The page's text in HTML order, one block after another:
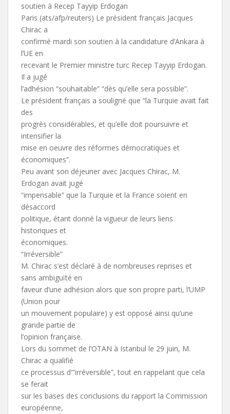
soutien à Recep Tayyip Erdogan
Paris (ats/afp/reuters) Le président français Jacques
Chirac a
confirmé mardi son soutien à la candidature d’Ankara à
l’UE en
recevant le Premier ministre turc Recep Tayyip Erdogan.
Il a jugé
l’adhésion “souhaitable” “dès qu’elle sera possible”.
Le président français a souligné que “la Turquie avait fait
des
progrès considérables, et qu’elle doit poursuivre et
intensifier la
mise en oeuvre des réformes démocratiques et
économiques”.
Peu avant son déjeuner avec Jacques Chirac, M.
Erdogan avait jugé
“impensable” que la Turquie et la France soient en
désaccord
politique, étant donné la vigueur de leurs liens
historiques et
économiques.
“Irréversible”
M. Chirac s’est déclaré à de nombreuses reprises et
sans ambiguïté en
faveur d’une adhésion alors que son propre parti, l’UMP
(Union pour
un mouvement populaire) y est opposé ainsi qu’une
grande partie de
l’opinion française.
Lors du sommet de l’OTAN à Istanbul le 29 juin, M.
Chirac a qualifié
ce processus d'”irréversible”, tout en rappelant que cela
se ferait
sur les bases des conclusions du rapport la Commission
européenne,